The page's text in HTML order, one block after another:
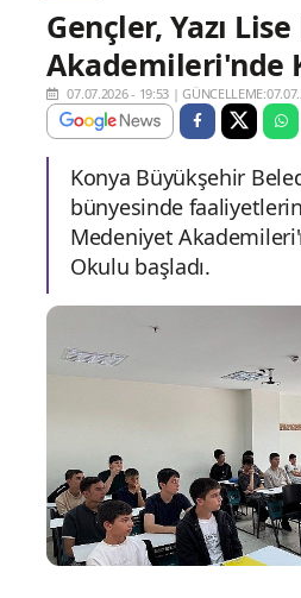
Gençler, Yazı
Akademileri'nde
07.07.2026 - 19:53 |
Konya Büyükşehir
bünyesinde
Medeniyet
Okulu başladı.